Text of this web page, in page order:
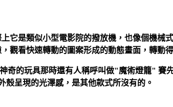
它是類似小型電影院的撥放機，也像個機械
觀看快速轉動的圖案形成的動態畫面，轉動
奇的玩具那時還有人稱呼叫做"魔術燈籠" 賽
呈現的光澤感，是其他款式所沒有的。